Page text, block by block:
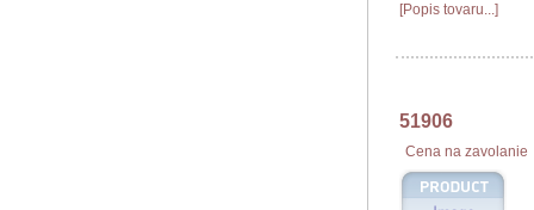
[Popis tovaru...]
51906
Cena na zavolanie